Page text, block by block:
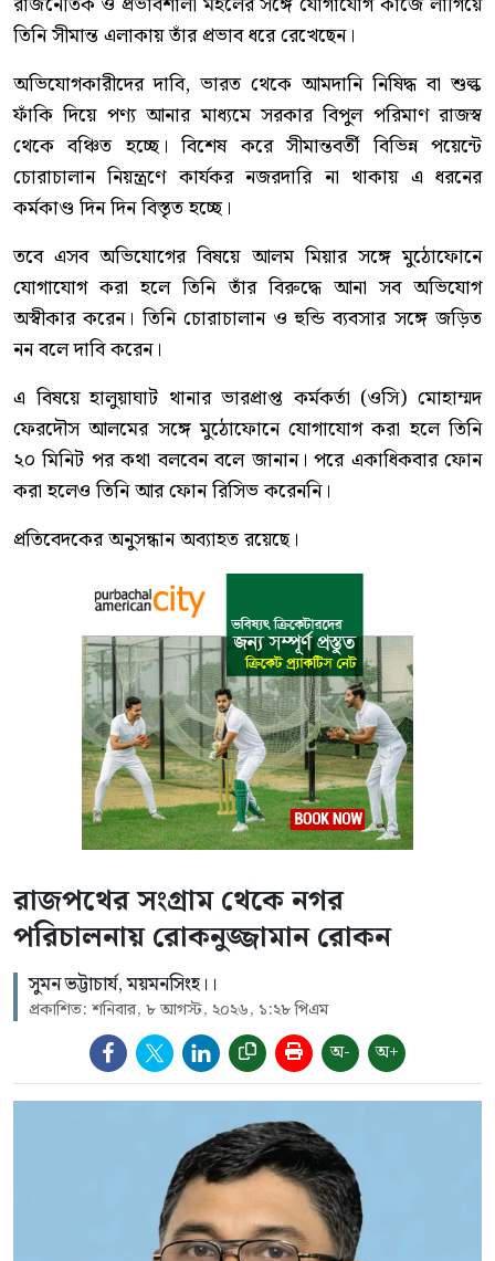
তিনি সীমান্ত এলাকায় তাঁর প্রভাব ধরে রেখেছেন।
অভিযোগকারীদের দাবি, ভারত থেকে আমদানি নিষিদ্ধ বা শুল্ক
ফাঁকি দিয়ে পণ্য আনার মাধ্যমে সরকার বিপুল পরিমাণ রাজস্ব
থেকে বঞ্চিত হচ্ছে। বিশেষ করে সীমান্তবর্তী বিভিন্ন পয়েন্টে
চোরাচালান নিয়ন্ত্রণে কার্যকর নজরদারি না থাকায় এ ধরনের
কর্মকাণ্ড দিন দিন বিস্তৃত হচ্ছে।
তবে এসব অভিযোগের বিষয়ে আলম মিয়ার সঙ্গে মুঠোফোনে
যোগাযোগ করা হলে তিনি তাঁর বিরুদ্ধে আনা সব অভিযোগ
অস্বীকার করেন। তিনি চোরাচালান ও হুন্ডি ব্যবসার সঙ্গে জড়িত
নন বলে দাবি করেন।
এ বিষয়ে হালুয়াঘাট থানার ভারপ্রাপ্ত কর্মকর্তা (ওসি) মোহাম্মদ
ফেরদৌস আলমের সঙ্গে মুঠোফোনে যোগাযোগ করা হলে তিনি
২০ মিনিট পর কথা বলবেন বলে জানান। পরে একাধিকবার ফোন
করা হলেও তিনি আর ফোন রিসিভ করেননি।
প্রতিবেদকের অনুসন্ধান অব্যাহত রয়েছে।
রাজপথের সংগ্রাম থেকে নগর
পরিচালনায় রোকনুজ্জামান রোকন
সুমন ভট্টাচার্য, ময়মনসিংহ।।
প্রকাশিত: শনিবার, ৮ আগস্ট, ২০২৬, ১:২৮ পিএম
অ- অ+